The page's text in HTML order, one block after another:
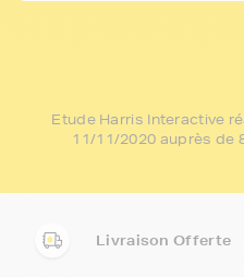
Etude Harris Interactive
11/11/2020 auprès de
Livraison Offerte